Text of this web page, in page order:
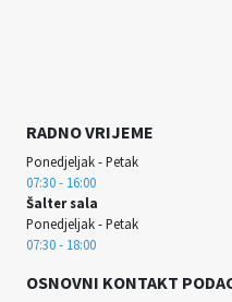
RADNO VRIJEME
Ponedjeljak - Petak
07:30 - 16:00
Šalter sala
Ponedjeljak - Petak
07:30 - 18:00
OSNOVNI KONTAKT